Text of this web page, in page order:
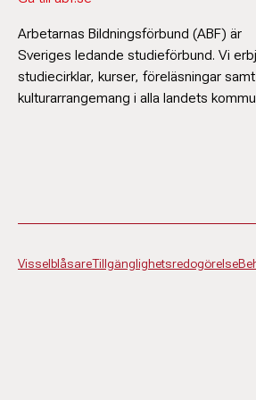
Arbetarnas Bildningsförbund (ABF) är
Sveriges ledande studieförbund. Vi
studiecirklar, kurser, föreläsningar samt
kulturarrangemang i alla landets
VisselblåsareTillgänglighetsredogörelse